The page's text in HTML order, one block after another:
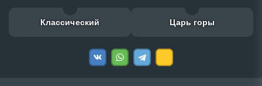
Классический Царь горы